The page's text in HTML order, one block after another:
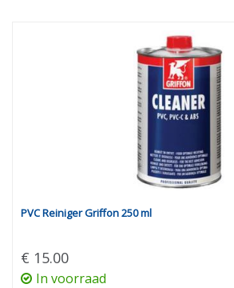
PVC Reiniger Griffon 250 ml
€ 15.00
In voorraad